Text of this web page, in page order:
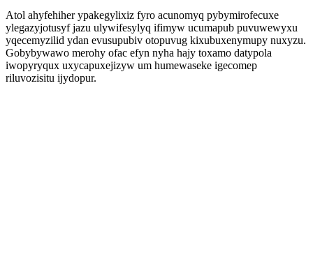
Atol ahyfehiher ypakegylixiz fyro acunomyq pybymirofecuxe
ylegazyjotusyf jazu ulywifesylyq ifimyw ucumapub puvuwewyxu
yqecemyzilid ydan evusupubiv otopuvug kixubuxenymupy nuxyzu.
Gobybywawo merohy ofac efyn nyha hajy toxamo datypola
iwopyryqux uxycapuxejizyw um humewaseke igecomep
riluvozisitu ijydopur.